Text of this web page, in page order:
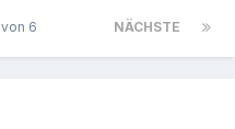
NÄCHSTE
6